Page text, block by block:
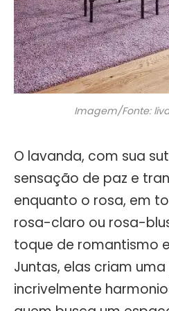
Imagem/Fonte:
O lavanda, com sua
sensação de paz e
enquanto o rosa, em
rosa-claro ou rosa-
toque de romantismo
Juntas, elas criam
incrivelmente